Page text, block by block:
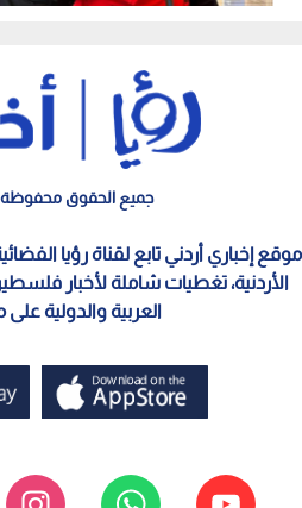
جميع الحقوق محفوظة
موقع إخباري أردني تابع لقناة رؤيا
الأردنية، تغطيات شاملة لأخبار
العربية والدولية على